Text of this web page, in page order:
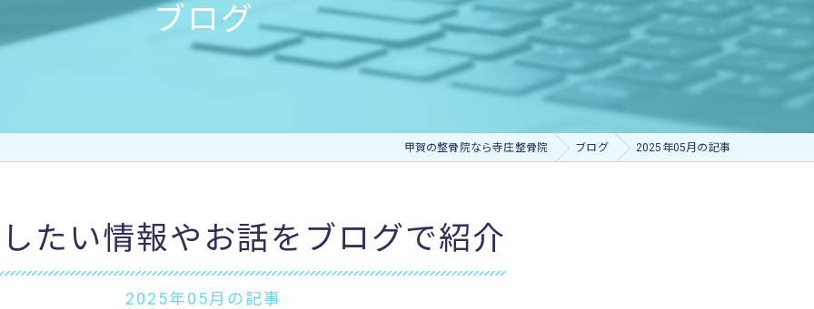
微弱電流治療器：エレサス
微弱電流治療器：ソーマダイン
加圧治療：MCCⅡマルチカフケア
神経痛
交通事故
ブログ
甲賀の整骨院なら寺庄整骨院 ブログ 2025年05月の記事
たい情報やお話をブログで紹介
2025年05月の記事